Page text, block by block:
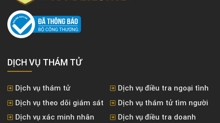
DỊCH VỤ THÁM TỬ
Dịch vụ thám tử
Dịch vụ điều tra ngoại tình
Dịch vụ theo dõi giám sát
Dịch vụ thám tử tìm người
Dịch vụ xác minh nhân
Dịch vụ điều tra doanh